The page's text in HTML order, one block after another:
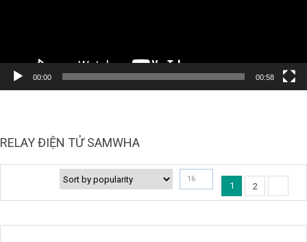
00:00 00:58
RELAY ĐIỆN TỬ SAMWHA
16
1 2